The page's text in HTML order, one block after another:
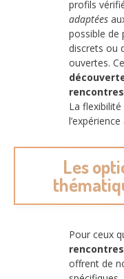
profils
adaptées
possible de
discrets ou
ouvertes.
rencontres
La
Les
Pour ceux
offrent de